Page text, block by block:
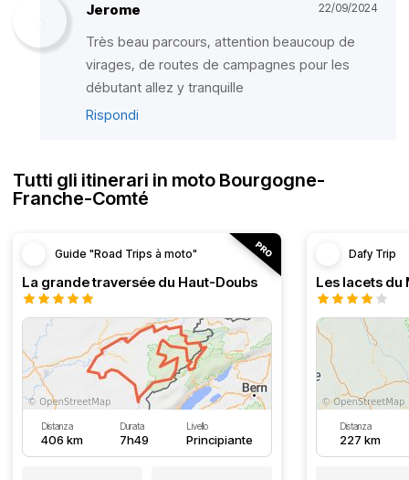
Jerome 22/09/2024
Très beau parcours, attention beaucoup de
virages, de routes de campagnes pour les
débutant allez y tranquille
Rispondi
Tutti gli itinerari in moto Bourgogne-
Franche-Comté
Guide "Road Trips à moto"
La grande traversée du Haut-Doubs
Distanza
406 km
Durata
7h49
Livello
Principiante
Dafy Trip
Les lacets du
Distanza
227 km